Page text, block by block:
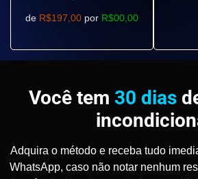
de R$197,00 por R$00,00
Você tem 30 dias
Adquira o método e receba tudo
WhatsApp, caso não notar nenhum